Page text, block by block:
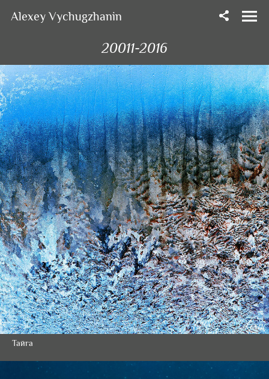
Alexey Vychugzhanin
20011-2016
Тайга